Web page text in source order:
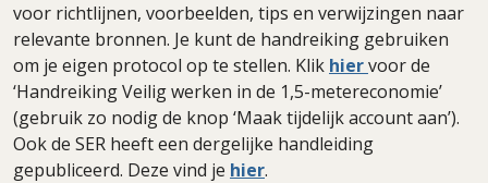
voor richtlijnen, voorbeelden, tips en verwijzingen naar
relevante bronnen. Je kunt de handreiking gebruiken
om je eigen protocol op te stellen. Klik hiervoor de
‘Handreiking Veilig werken in de 1,5-metereconomie’
(gebruik zo nodig de knop ‘Maak tijdelijk account aan’).
Ook de SER heeft een dergelijke handleiding
gepubliceerd. Deze vind je hier.